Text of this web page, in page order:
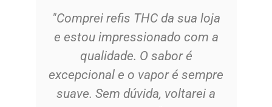
"Comprei refis THC da sua loja
e estou impressionado com a
qualidade. O sabor é
excepcional e o vapor é sempre
suave. Sem dúvida, voltarei a